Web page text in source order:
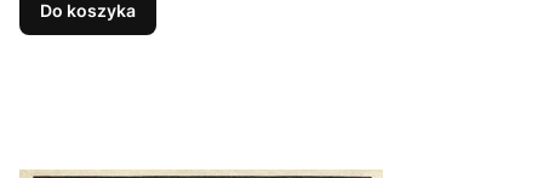
Do koszyka